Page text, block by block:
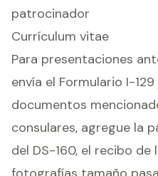
patrocinador
Currículum vitae
Para presentaciones
envía el Formulario I-
documentos
consulares, agregue la
del DS-160, el recibo de